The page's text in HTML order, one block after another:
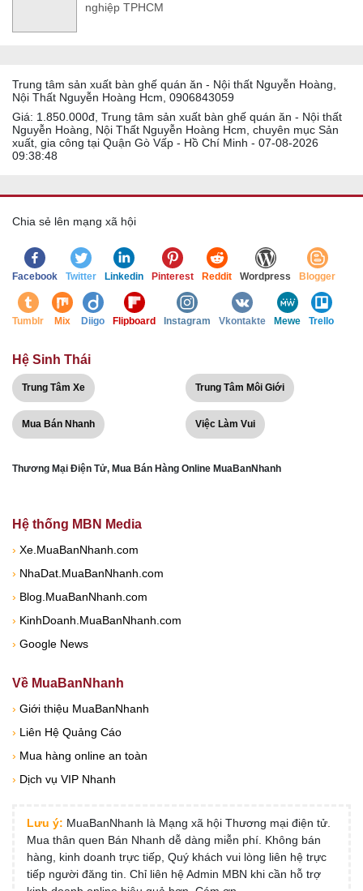
nghiệp TPHCM
Trung tâm sản xuất bàn ghế quán ăn - Nội thất Nguyễn Hoàng,
Nội Thất Nguyễn Hoàng Hcm, 0906843059
Giá: 1.850.000đ, Trung tâm sản xuất bàn ghế quán ăn - Nội thất
Nguyễn Hoàng, Nội Thất Nguyễn Hoàng Hcm, chuyên mục Sản
xuất, gia công tại Quận Gò Vấp - Hồ Chí Minh - 07-08-2026
09:38:48
Chia sẻ lên mạng xã hội
Facebook Twitter Linkedin Pinterest Reddit Wordpress Blogger
Tumblr Mix Diigo Flipboard Instagram Vkontakte Mewe Trello
Hệ Sinh Thái
Trung Tâm Xe Trung Tâm Môi Giới
Mua Bán Nhanh Việc Làm Vui
Thương Mại Điện Tử, Mua Bán Hàng Online MuaBanNhanh
Hệ thống MBN Media
› Xe.MuaBanNhanh.com
› NhaDat.MuaBanNhanh.com
› Blog.MuaBanNhanh.com
› KinhDoanh.MuaBanNhanh.com
› Google News
Về MuaBanNhanh
› Giới thiệu MuaBanNhanh
› Liên Hệ Quảng Cáo
› Mua hàng online an toàn
› Dịch vụ VIP Nhanh
Lưu ý: MuaBanNhanh là Mạng xã hội Thương mại điện tử.
Mua thân quen Bán Nhanh dễ dàng miễn phí. Không bán
hàng, kinh doanh trực tiếp, Quý khách vui lòng liên hệ trực
tiếp người đăng tin. Chỉ liên hệ Admin MBN khi cần hỗ trợ